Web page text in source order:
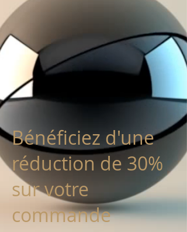
Bénéficiez d'une
réduction de 30%
sur votre
commande